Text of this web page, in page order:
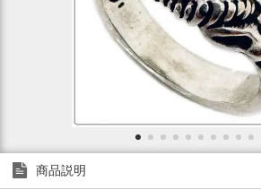
商品説明